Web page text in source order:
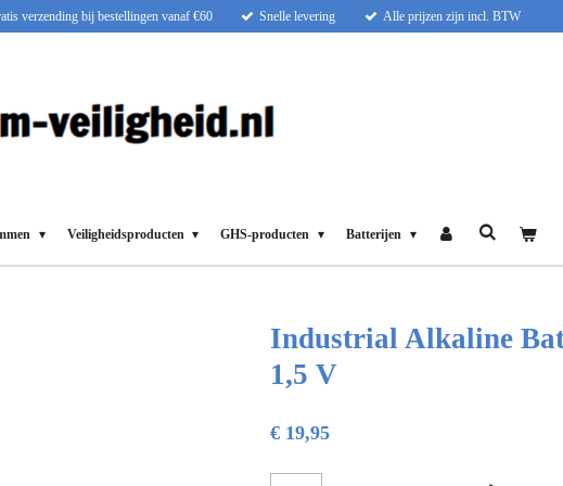
verzending bij bestellingen vanaf €60 Snelle levering Alle prijzen zijn incl. BTW
Veiligheidsproducten GHS-producten Batterijen
Industrial Alkaline
1,5 V
€ 19,95